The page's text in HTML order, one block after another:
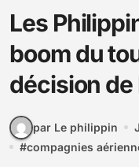
Les
boom du
décision de
par Le philippin
#compagnies